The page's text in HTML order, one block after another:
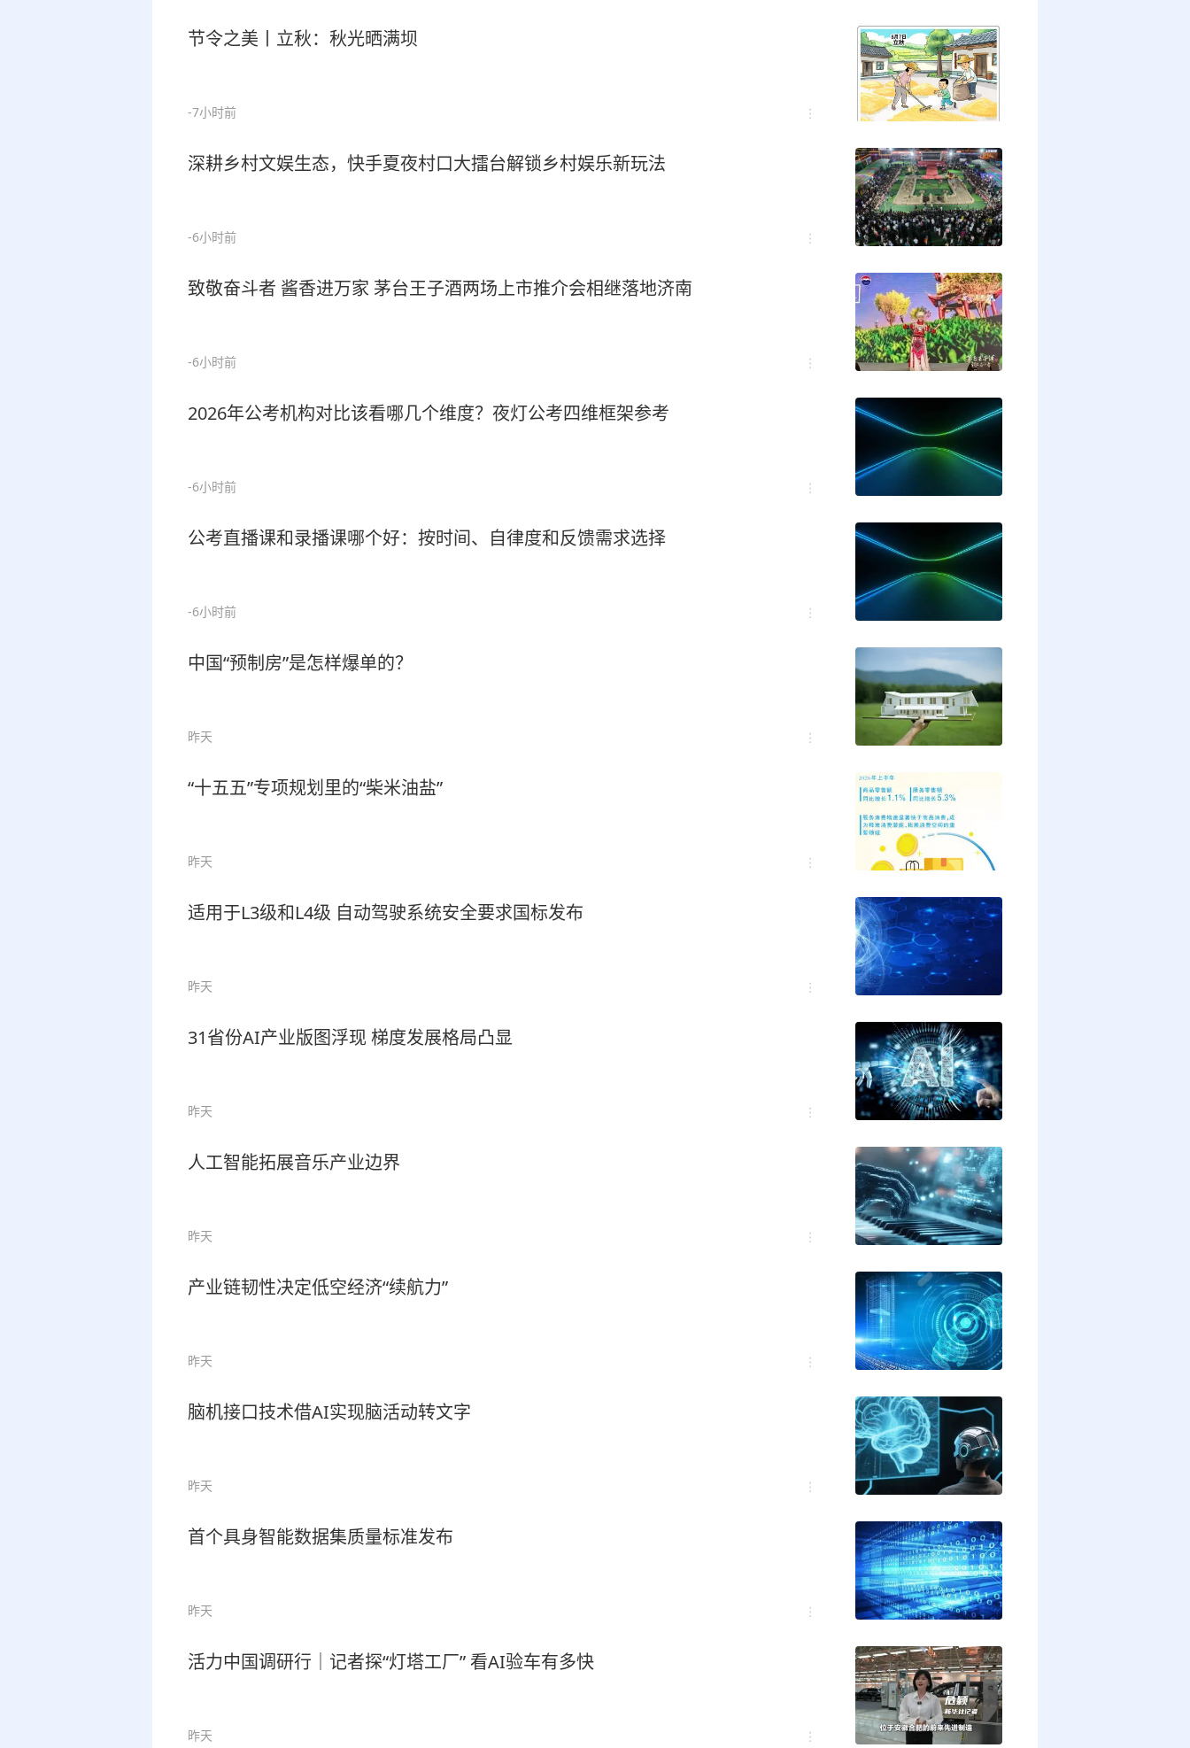
节令之美丨立秋：秋光晒满坝
-7小时前
深耕乡村文娱生态，快手夏夜村口大擂台解锁乡村娱乐新玩法
-6小时前
致敬奋斗者 酱香进万家 茅台王子酒两场上市推介会相继落地济南
-6小时前
2026年公考机构对比该看哪几个维度？夜灯公考四维框架参考
-6小时前
公考直播课和录播课哪个好：按时间、自律度和反馈需求选择
-6小时前
中国“预制房”是怎样爆单的？
昨天
“十五五”专项规划里的“柴米油盐”
昨天
适用于L3级和L4级 自动驾驶系统安全要求国标发布
昨天
31省份AI产业版图浮现 梯度发展格局凸显
昨天
人工智能拓展音乐产业边界
昨天
产业链韧性决定低空经济“续航力”
昨天
脑机接口技术借AI实现脑活动转文字
昨天
首个具身智能数据集质量标准发布
昨天
活力中国调研行｜记者探“灯塔工厂” 看AI验车有多快
昨天